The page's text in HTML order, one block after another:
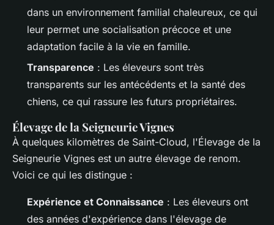
dans un environnement familial chaleureux, ce qui
leur permet une socialisation précoce et une
adaptation facile à la vie en famille.
Transparence : Les éleveurs sont très
transparents sur les antécédents et la santé des
chiens, ce qui rassure les futurs propriétaires.
Élevage de la Seigneurie Vignes
À quelques kilomètres de Saint-Cloud, l'Élevage de la
Seigneurie Vignes est un autre élevage de renom.
Voici ce qui les distingue :
Expérience et Connaissance : Les éleveurs ont
des années d'expérience dans l'élevage de